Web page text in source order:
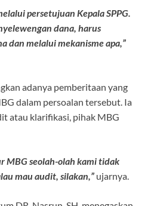
persetujuan Kepala SPPG.
dana, harus
dan melalui mekanisme apa,”
adanya pemberitaan yang
dalam persoalan tersebut. Ia
atau klarifikasi, pihak MBG
MBG seolah-olah kami tidak
mau audit, silakan,” ujarnya.